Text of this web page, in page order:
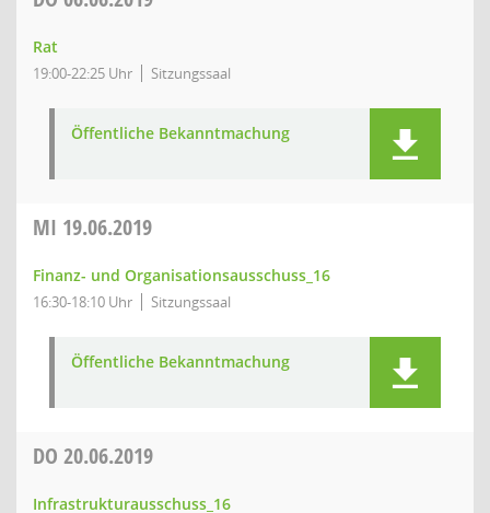
Rat
19:00-22:25 Uhr Sitzungssaal
Öffentliche Bekanntmachung
MI 19.06.2019
Finanz- und Organisationsausschuss_16
16:30-18:10 Uhr Sitzungssaal
Öffentliche Bekanntmachung
DO 20.06.2019
Infrastrukturausschuss_16